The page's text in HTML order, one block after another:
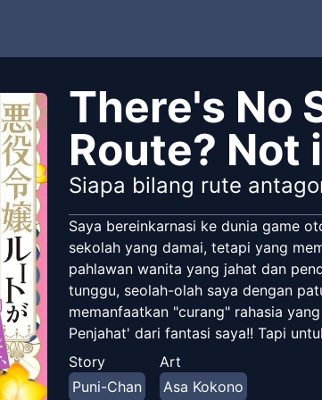
There's No
Route? Not
Siapa bilang rute
Saya bereinkarnasi ke dunia game
sekolah yang damai, tetapi yang
pahlawan wanita yang jahat dan
tunggu, seolah-olah saya dengan
memanfaatkan "curang" rahasia
Penjahat' dari fantasi saya!! Tapi
agresif daripada di cerita aslinya…?
Story
Puni-Chan
Art
Asa Kokono